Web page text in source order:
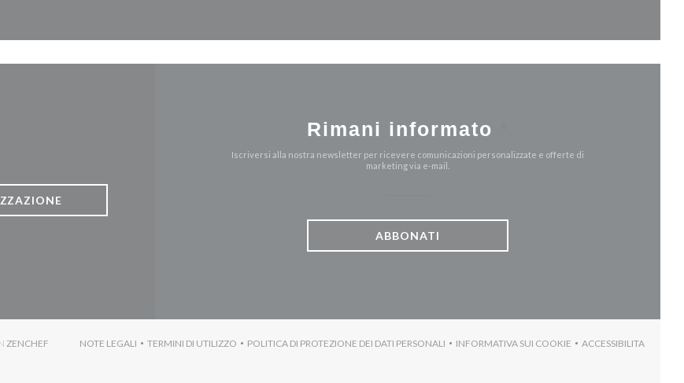
Rimani informato
Iscriversi alla nostra newsletter per ricevere comunicazioni personalizzate e offerte di
marketing via e-mail.
ABBONATI
ZENCHEF ((APRE UNA NUOVA FINESTRA))
NOTE LEGALI
((APRE UNA NUOVA FINESTRA))
TERMINI DI UTILIZZO
((APRE UNA NUOVA FINESTRA))
POLITICA DI PROTEZIONE DEI DATI PERSONALI
((APRE UNA NUOVA FINESTRA))
INFORMATIVA SUI COOKIE
((APRE UNA NUOVA FINESTRA))
ACCESSIBILITA
((APRE UNA